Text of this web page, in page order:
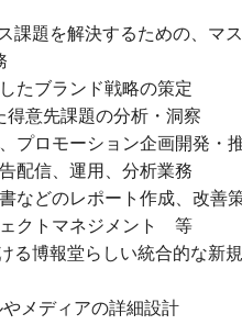
課題を解決するための、マ
たブランド戦略の策定
得意先課題の分析・洞察
プロモーション企画開発・
配信、運用、分析業務
などのレポート作成、改善
クトマネジメント 等
る博報堂らしい統合的な新
メディアの詳細設計